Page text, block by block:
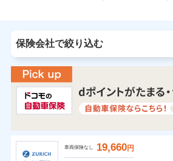
保険会社で絞り込む
車両保険なし 19,660円